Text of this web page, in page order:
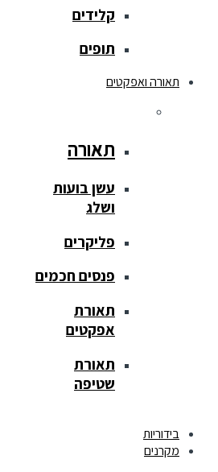
קלידים
תופים
תאורה ואפקטים
תאורה
עשן בועות
ושלג
פליקרים
פנסים חכמים
תאורת
אפקטים
תאורת
שטיפה
בידוריות
מקרנים